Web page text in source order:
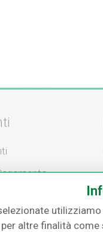
altre finalità